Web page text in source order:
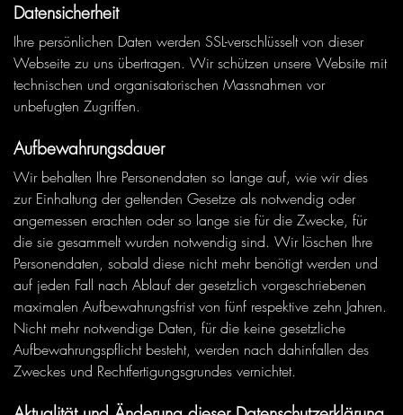
Datensicherheit
Ihre persönlichen Daten werden SSL-verschlüsselt von dieser
Webseite zu uns übertragen. Wir schützen unsere Website mit
technischen und organisatorischen Massnahmen vor
unbefugten Zugriffen.
Aufbewahrungsdauer
Wir behalten Ihre Personendaten so lange auf, wie wir dies
zur Einhaltung der geltenden Gesetze als notwendig oder
angemessen erachten oder so lange sie für die Zwecke, für
die sie gesammelt wurden notwendig sind. Wir löschen Ihre
Personendaten, sobald diese nicht mehr benötigt werden und
auf jeden Fall nach Ablauf der gesetzlich vorgeschriebenen
maximalen Aufbewahrungsfrist von fünf respektive zehn Jahren.
Nicht mehr notwendige Daten, für die keine gesetzliche
Aufbewahrungspflicht besteht, werden nach dahinfallen des
Zweckes und Rechtfertigungsgrundes vernichtet.